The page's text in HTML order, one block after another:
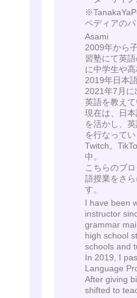
ペディアのパ
Asami
2009年から
習塾にて英
に中学生や高
2019年日本
2021年7月に
英語を教えて
現在は、日
を活かし、
を行なって
Twitch。
中。
こちらのブ
語授業をさ
す。
I have been
instructor
grammar
high school
schools and
In 2019, I
Language
After giving
shifted to